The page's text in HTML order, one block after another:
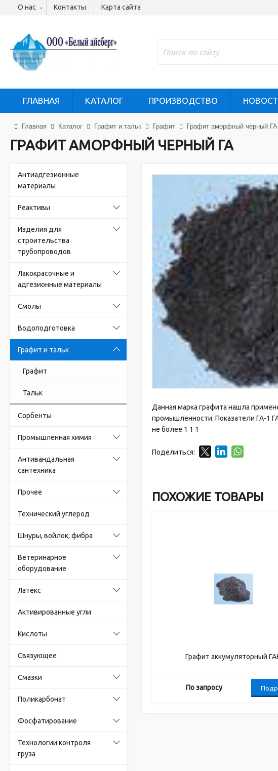
О нас Контакты Карта сайта
ГЛАВНАЯ КАТАЛОГ ПРОИЗВОДСТВО
Главная Каталог Графит и тальк Графит Графит аморфный черный ГА
ГРАФИТ АМОРФНЫЙ ЧЕРНЫЙ ГА
Антиадгезионные
материалы
Реактивы
Изделия для
строительства
трубопроводов
Лакокрасочные и
адгезионные материалы
Смолы
Водоподготовка
Графит и тальк
Графит
Тальк
Сорбенты
Промышленная химия
Антивандальная
сантехника
Прочее
Технический углерод
Шнуры, войлок, фибра
Ветеринарное
оборудование
Латекс
Активированные угли
Кислоты
Связующее
Смазки
Поликарбонат
Фосфатирование
Технологии контроля
груза
Данная марка графита нашла
промышленности. Показатели ГА-1
не более 1 1 1
Поделиться:
ПОХОЖИЕ ТОВАРЫ
Графит аккумуляторный
По запросу